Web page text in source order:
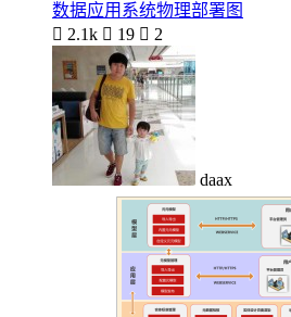
数据应用系统物理部署图
 2.1k  19  2
daax